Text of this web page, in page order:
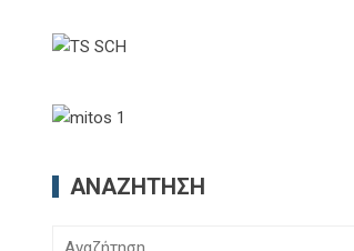
ΑΝΑΖΉΤΗΣΗ
Αναζήτηση